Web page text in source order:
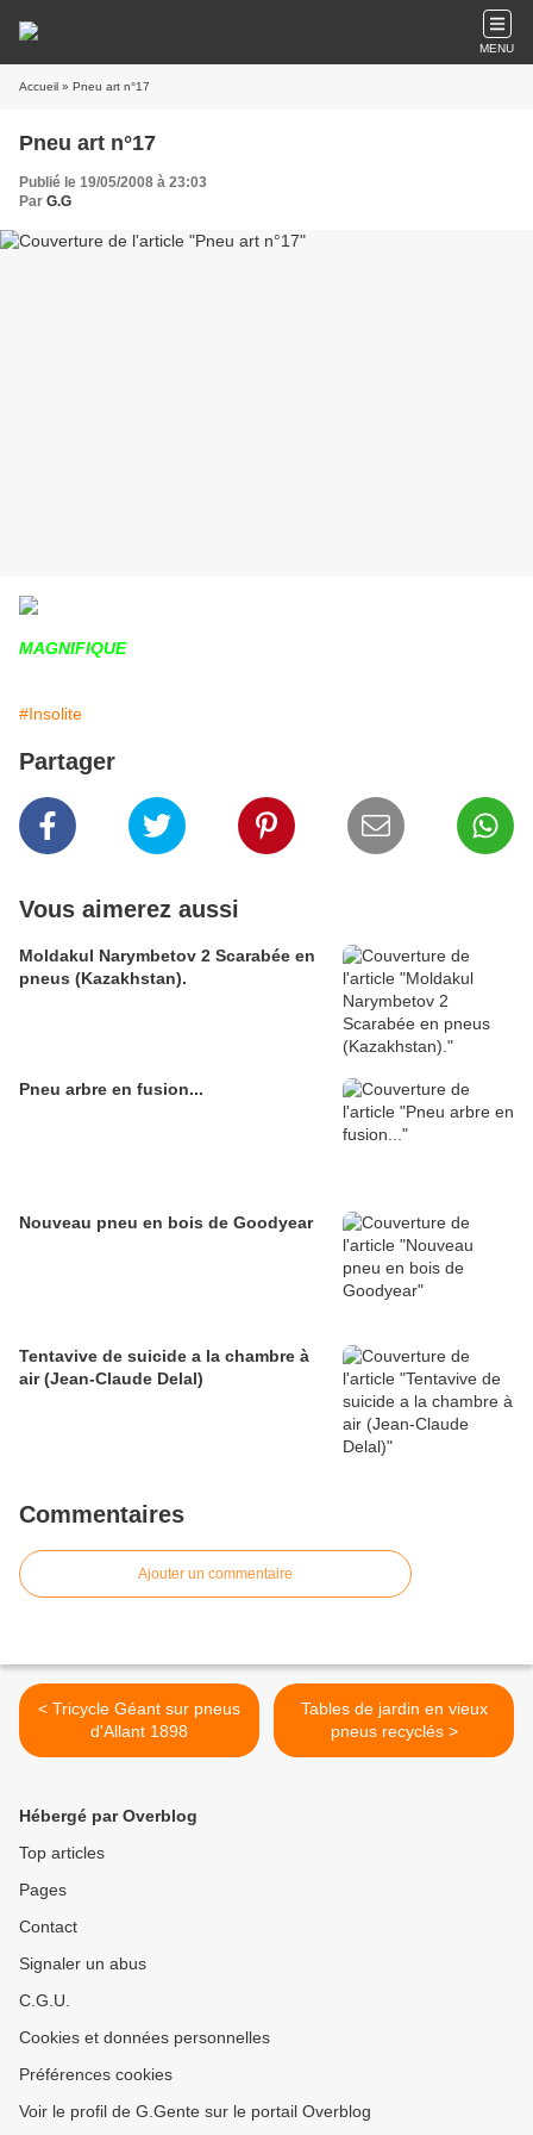
MENU
Accueil » Pneu art n°17
Pneu art n°17
Publié le 19/05/2008 à 23:03
Par G.G
MAGNIFIQUE
#Insolite
Partager
Vous aimerez aussi
Moldakul Narymbetov 2 Scarabée en
pneus (Kazakhstan).
Pneu arbre en fusion...
Nouveau pneu en bois de Goodyear
Tentavive de suicide a la chambre à
air (Jean-Claude Delal)
Commentaires
Ajouter un commentaire
< Tricycle Géant sur pneus
d'Allant 1898
Tables de jardin en vieux
pneus recyclés >
Hébergé par Overblog
Top articles
Pages
Contact
Signaler un abus
C.G.U.
Cookies et données personnelles
Préférences cookies
Voir le profil de G.Gente sur le portail Overblog